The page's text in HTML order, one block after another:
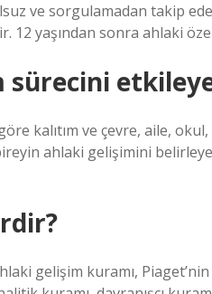
ve sorgulamadan takip
12 yaşından sonra ahlaki
sürecini
kalıtım ve çevre, aile,
ahlaki gelişimini
gelişim kuramı,